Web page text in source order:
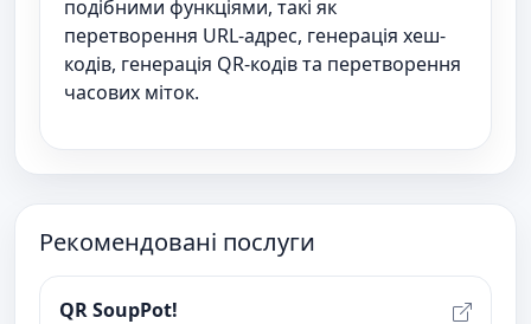
подібними функціями, такі як
перетворення URL-адрес, генерація хеш-
кодів, генерація QR-кодів та перетворення
часових міток.
Рекомендовані послуги
QR SoupPot!